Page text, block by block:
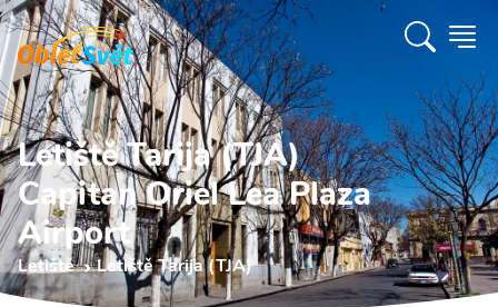
Letiště Tarija (TJA)
Capitan Oriel Lea Plaza
Airport
Letiště Letiště Tarija (TJA)